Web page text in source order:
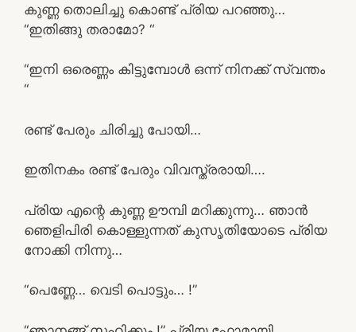
കുണ്ണ തൊലിച്ചു കൊണ്ട് പ്രിയ പറഞ്ഞു…
“ഇതിങ്ങു തരാമോ? “
“ഇനി ഒരെണ്ണം കിട്ടുമ്പോൾ ഒന്ന് നിനക്ക് സ്വന്തം
“
രണ്ട് പേരും ചിരിച്ചു പോയി…
ഇതിനകം രണ്ട് പേരും വിവസ്ത്രരായി….
പ്രിയ എന്റെ കുണ്ണ ഊമ്പി മറിക്കുന്നു… ഞാൻ
ഞെളിപിരി കൊള്ളുന്നത് കുസൃതിയോടെ പ്രിയ
നോക്കി നിന്നു…
“പെണ്ണേ… വെടി പൊട്ടും… !”